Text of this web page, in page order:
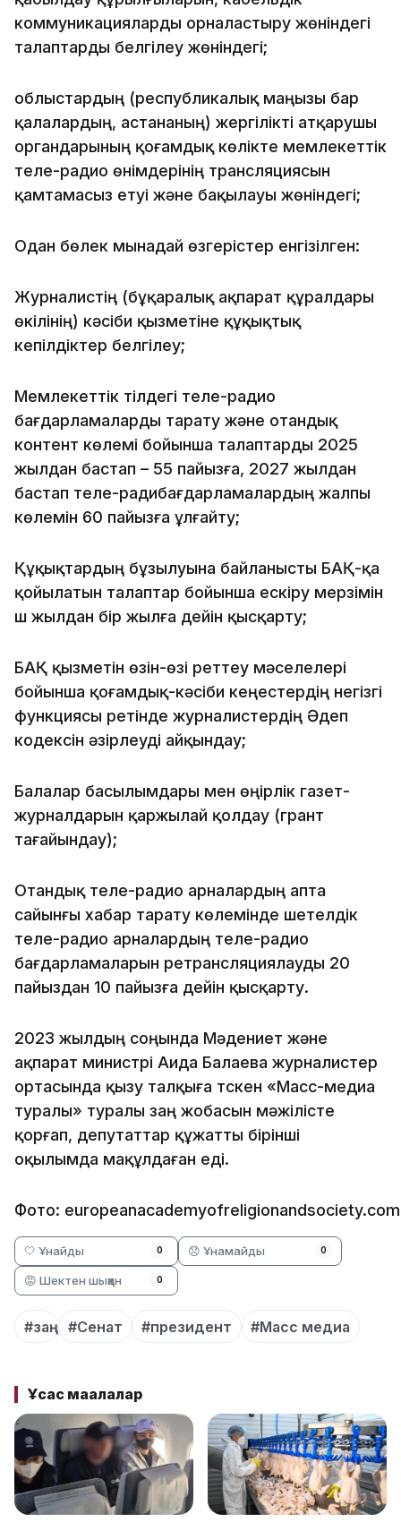
коммуникацияларды орналастыру жөніндегі
талаптарды белгілеу жөніндегі;
облыстардың (республикалық маңызы бар
қалалардың, астананың) жергілікті атқарушы
органдарының қоғамдық көлікте мемлекеттік
теле-радио өнімдерінің трансляциясын
қамтамасыз етуі және бақылауы жөніндегі;
Одан бөлек мынадай өзгерістер енгізілген:
Журналистің (бұқаралық ақпарат құралдары
өкілінің) кәсіби қызметіне құқықтық
кепілдіктер белгілеу;
Мемлекеттік тілдегі теле-радио
бағдарламаларды тарату және отандық
контент көлемі бойынша талаптарды 2025
жылдан бастап – 55 пайызға, 2027 жылдан
бастап теле-радибағдарламалардың жалпы
көлемін 60 пайызға ұлғайту;
Құқықтардың бұзылуына байланысты БАҚ-қа
қойылатын талаптар бойынша ескіру мерзімін
үш жылдан бір жылға дейін қысқарту;
БАҚ қызметін өзін-өзі реттеу мәселелері
бойынша қоғамдық-кәсіби кеңестердің негізгі
функциясы ретінде журналистердің Әдеп
кодексін әзірлеуді айқындау;
Балалар басылымдары мен өңірлік газет-
журналдарын қаржылай қолдау (грант
тағайындау);
Отандық теле-радио арналардың апта
сайынғы хабар тарату көлемінде шетелдік
теле-радио арналардың теле-радио
бағдарламаларын ретрансляциялауды 20
пайыздан 10 пайызға дейін қысқарту.
2023 жылдың соңында Мәдениет және
ақпарат министрі Аида Балаева журналистер
ортасында қызу талқыға түскен «Масс-медиа
туралы» туралы заң жобасын мәжілісте
қорғап, депутаттар құжатты бірінші
оқылымда мақұлдаған еді.
Фото: europeanacademyofreligionandsociety.com
🤍 Ұнайды 0 😞 Ұнамайды 0
😡 Шектен шыққан 0
#заң #Сенат #президент #Масс медиа
Ұқсас мақалалар